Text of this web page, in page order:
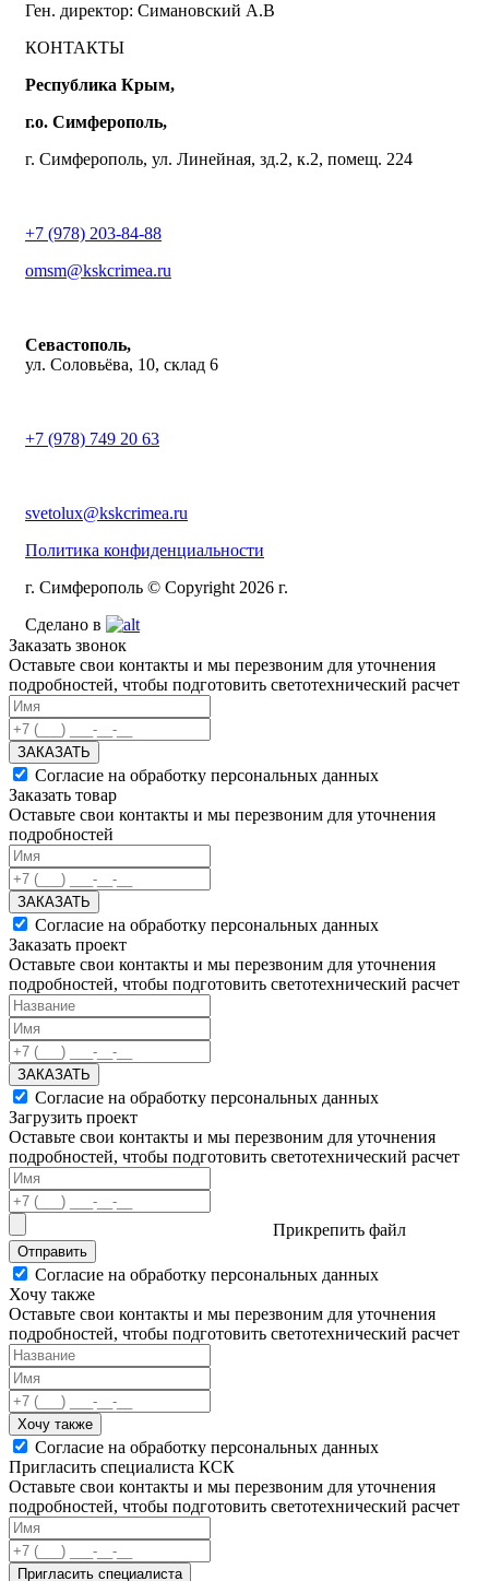
Ген. директор: Симановский А.В
КОНТАКТЫ
Республика Крым,
г.о. Симферополь,
г. Симферополь, ул. Линейная, зд.2, к.2, помещ. 224
+7 (978) 203-84-88
omsm@kskcrimea.ru
Севастополь,
ул. Соловьёва, 10, склад 6
+7 (978) 749 20 63
svetolux@kskcrimea.ru
Политика конфиденциальности
г. Симферополь © Copyright 2026 г.
Сделано в
Заказать звонок
Оставьте свои контакты и мы перезвоним для уточнения
подробностей, чтобы подготовить светотехнический расчет
ЗАКАЗАТЬ
Согласие на обработку персональных данных
Заказать товар
Оставьте свои контакты и мы перезвоним для уточнения
подробностей
ЗАКАЗАТЬ
Согласие на обработку персональных данных
Заказать проект
Оставьте свои контакты и мы перезвоним для уточнения
подробностей, чтобы подготовить светотехнический расчет
ЗАКАЗАТЬ
Согласие на обработку персональных данных
Загрузить проект
Оставьте свои контакты и мы перезвоним для уточнения
подробностей, чтобы подготовить светотехнический расчет
Прикрепить файл
Отправить
Согласие на обработку персональных данных
Хочу также
Оставьте свои контакты и мы перезвоним для уточнения
подробностей, чтобы подготовить светотехнический расчет
Хочу также
Согласие на обработку персональных данных
Пригласить специалиста КСК
Оставьте свои контакты и мы перезвоним для уточнения
подробностей, чтобы подготовить светотехнический расчет
Пригласить специалиста